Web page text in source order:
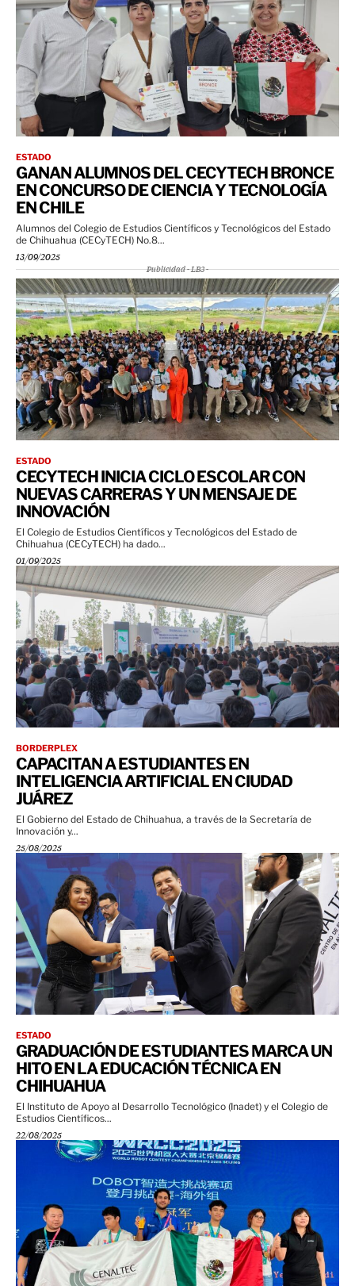
ESTADO
GANAN ALUMNOS DEL CECYTECH BRONCE
EN CONCURSO DE CIENCIA Y TECNOLOGÍA
EN CHILE
Alumnos del Colegio de Estudios Científicos y Tecnológicos del Estado
de Chihuahua (CECyTECH) No.8...
13/09/2025
Publicidad - LB3 -
ESTADO
CECYTECH INICIA CICLO ESCOLAR CON
NUEVAS CARRERAS Y UN MENSAJE DE
INNOVACIÓN
El Colegio de Estudios Científicos y Tecnológicos del Estado de
Chihuahua (CECyTECH) ha dado...
01/09/2025
BORDERPLEX
CAPACITAN A ESTUDIANTES EN
INTELIGENCIA ARTIFICIAL EN CIUDAD
JUÁREZ
El Gobierno del Estado de Chihuahua, a través de la Secretaría de
Innovación y...
25/08/2025
ESTADO
GRADUACIÓN DE ESTUDIANTES MARCA UN
HITO EN LA EDUCACIÓN TÉCNICA EN
CHIHUAHUA
El Instituto de Apoyo al Desarrollo Tecnológico (Inadet) y el Colegio de
Estudios Científicos...
22/08/2025